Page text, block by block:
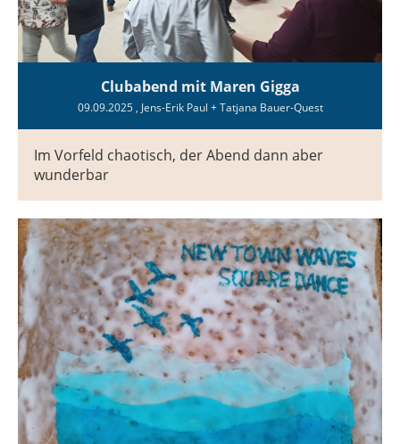
Clubabend mit Maren Gigga
09.09.2025, Jens-Erik Paul + Tatjana Bauer-Quest
Im Vorfeld chaotisch, der Abend dann aber
wunderbar